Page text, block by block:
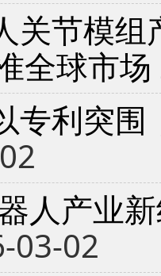
关节模
全球市场
专利突
人产业
03-02